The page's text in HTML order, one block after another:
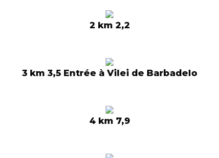
2 km 2,2
3 km 3,5 Entrée à Vilei de Barbadelo
4 km 7,9